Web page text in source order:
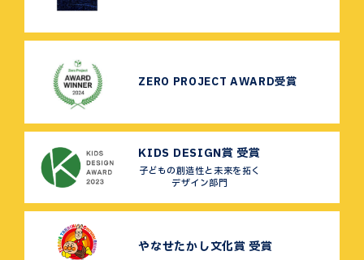
ZERO PROJECT AWARD受賞
KIDS DESIGN賞 受賞
子どもの創造性と未来を拓く
デザイン部門
やなせたかし文化賞 受賞